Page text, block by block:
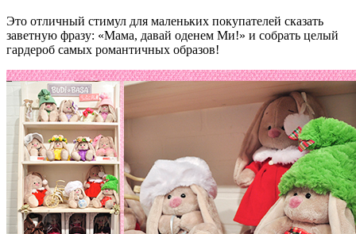
Это отличный стимул для маленьких покупателей сказать
заветную фразу: «Мама, давай оденем Ми!» и собрать целый
гардероб самых романтичных образов!